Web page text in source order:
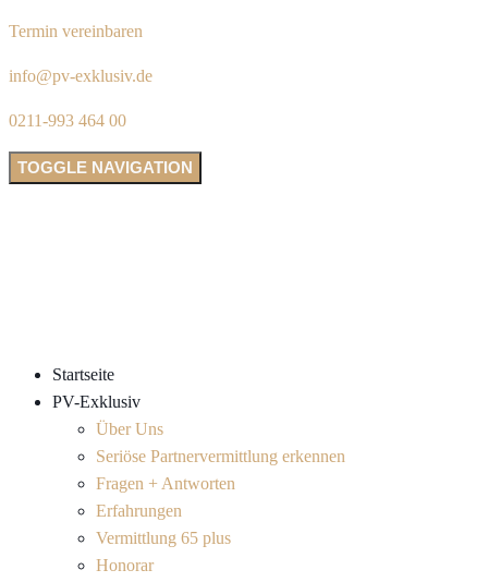
Termin vereinbaren
info@pv-exklusiv.de
0211-993 464 00
TOGGLE NAVIGATION
Startseite
PV-Exklusiv
Über Uns
Seriöse Partnervermittlung erkennen
Fragen + Antworten
Erfahrungen
Vermittlung 65 plus
Honorar